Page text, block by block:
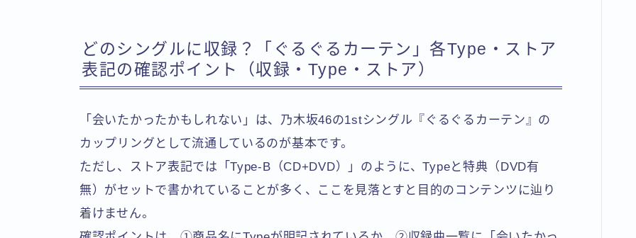
どのシングルに収録？「ぐるぐるカーテン」各Type・ストア
表記の確認ポイント（収録・Type・ストア）
「会いたかったかもしれない」は、乃木坂46の1stシングル『ぐるぐるカーテン』の
カップリングとして流通しているのが基本です。
ただし、ストア表記では「Type-B（CD+DVD）」のように、Typeと特典（DVD有
無）がセットで書かれていることが多く、ここを見落とすと目的のコンテンツに辿り
着けません。